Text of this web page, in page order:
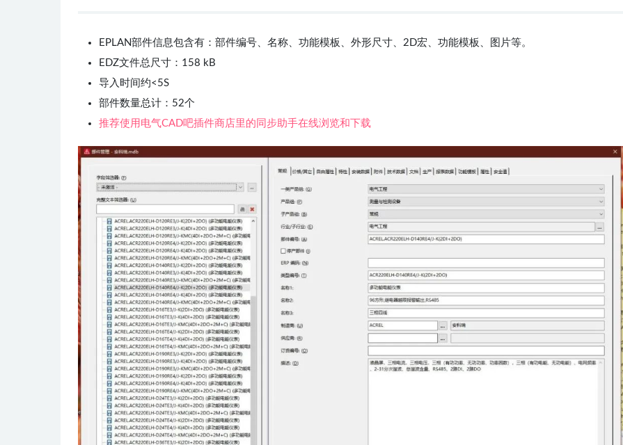
EPLAN部件信息包含有：部件编号、名称、功能模板、外形尺寸、2D宏、功能模板、图片等。
EDZ文件总尺寸：158 kB
导入时间约<5S
部件数量总计：52个
推荐使用电气CAD吧插件商店里的同步助手在线浏览和下载